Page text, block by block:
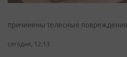
причинены телесные повреждения
сегодня, 12:13